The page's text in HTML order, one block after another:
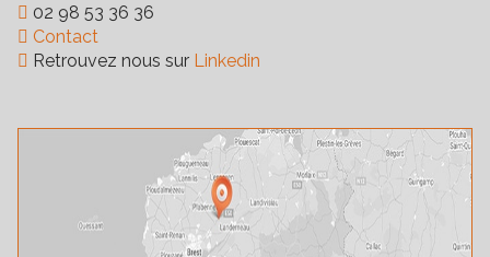
02 98 53 36 36
Contact
Retrouvez nous sur Linkedin